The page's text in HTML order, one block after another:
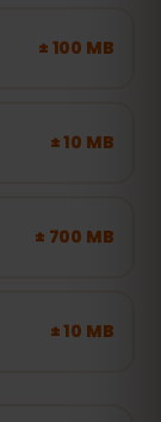
± 100 MB
± 10 MB
± 700 MB
± 10 MB